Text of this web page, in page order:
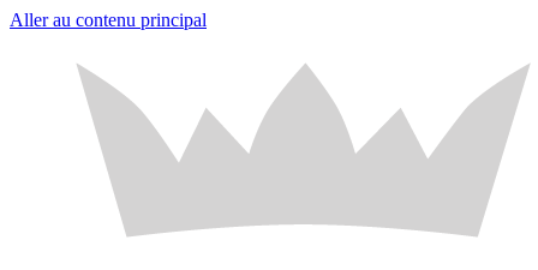
Aller au contenu principal